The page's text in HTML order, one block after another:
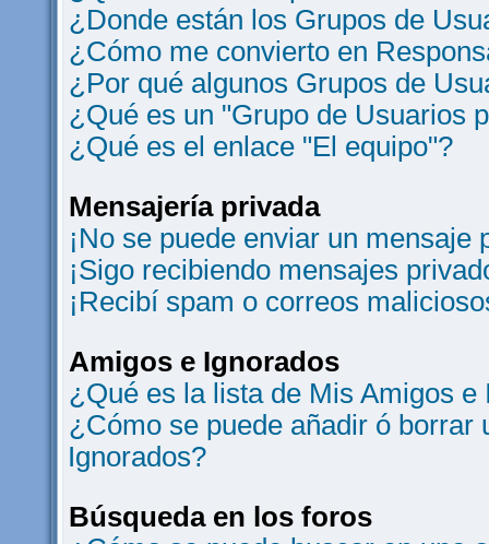
¿Donde están los Grupos de
¿Cómo me convierto en
¿Por qué algunos Grupos de
¿Qué es un "Grupo de Usuarios
¿Qué es el enlace "El equipo"?
Mensajería privada
¡No se puede enviar un mensaje
¡Sigo recibiendo mensajes
¡Recibí spam o correos
Amigos e Ignorados
¿Qué es la lista de Mis Amigos e
¿Cómo se puede añadir ó borrar
Ignorados?
Búsqueda en los foros